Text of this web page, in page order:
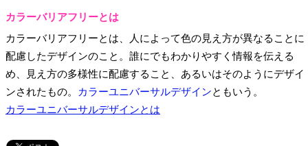
カラーバリアフリーとは
カラーバリアフリーとは、人によって色の見え方が異なることに
配慮したデザインのこと。誰にでもわかりやすく情報を伝える
め、見え方の多様性に配慮すること、あるいはそのようにデザイ
ンされたもの。
カラーユニバーサルデザインともいう。
カラーユニバーサルデザインとは